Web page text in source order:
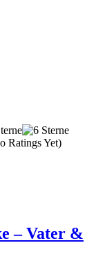
Ratings Yet)
– Vater &